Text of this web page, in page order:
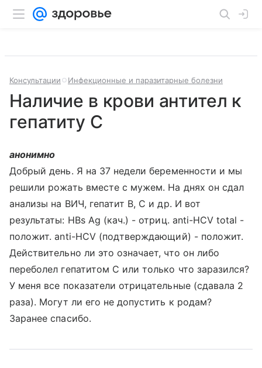
Консультации Инфекционные и паразитарные болезни
Наличие в крови антител к
гепатиту С
анонимно
Добрый день. Я на 37 недели беременности и мы
решили рожать вместе с мужем. На днях он сдал
анализы на ВИЧ, гепатит В, С и др. И вот
результаты: HBs Ag (кач.) - отриц. anti-HCV total -
положит. anti-HCV (подтверждающий) - положит.
Действительно ли это означает, что он либо
переболел гепатитом С или только что заразился?
У меня все показатели отрицательные (сдавала 2
раза). Могут ли его не допустить к родам?
Заранее спасибо.